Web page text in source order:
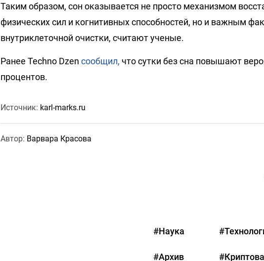
Таким образом, сон оказывается не просто механизмом
физических сил и когнитивных способностей, но и важным
внутриклеточной очистки, считают ученые.
Ранее Techno Dzen сообщил, что сутки без сна повышают
процентов.
Источник: karl-marks.ru
Автор: Варвара Красова
#Наука
#Архив